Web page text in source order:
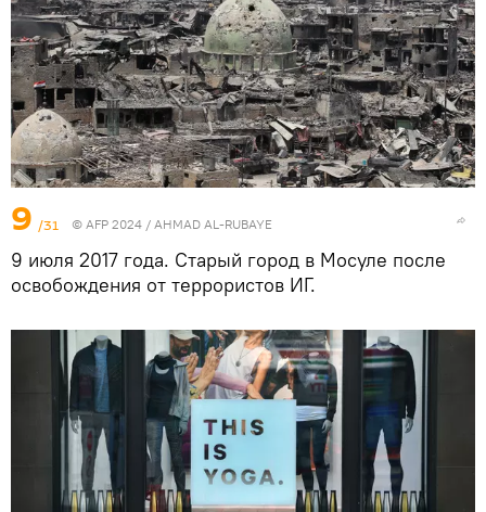
9 /31 © AFP 2024 / AHMAD AL-RUBAYE
9 июля 2017 года. Старый город в Мосуле после
освобождения от террористов ИГ.